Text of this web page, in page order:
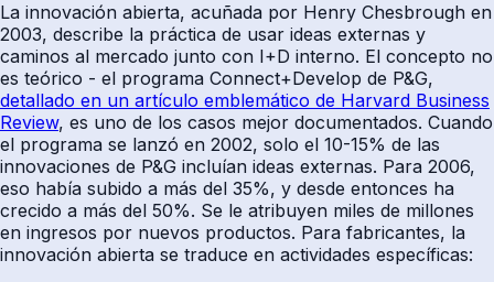
La innovación abierta, acuñada por Henry Chesbrough en
2003, describe la práctica de usar ideas externas y
caminos al mercado junto con I+D interno. El concepto no
es teórico - el programa Connect+Develop de P&G,
detallado en un artículo emblemático de Harvard Business
Review, es uno de los casos mejor documentados. Cuando
el programa se lanzó en 2002, solo el 10-15% de las
innovaciones de P&G incluían ideas externas. Para 2006,
eso había subido a más del 35%, y desde entonces ha
crecido a más del 50%. Se le atribuyen miles de millones
en ingresos por nuevos productos. Para fabricantes, la
innovación abierta se traduce en actividades específicas: